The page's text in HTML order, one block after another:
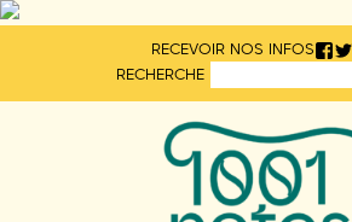
RECEVOIR NOS INFOS
RECHERCHE